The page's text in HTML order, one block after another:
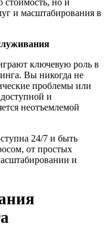
стоимость, но и
и масштабирования в
ключевую роль в
Вы никогда не
проблемы или
и
неотъемлемой
24/7 и быть
от простых
и